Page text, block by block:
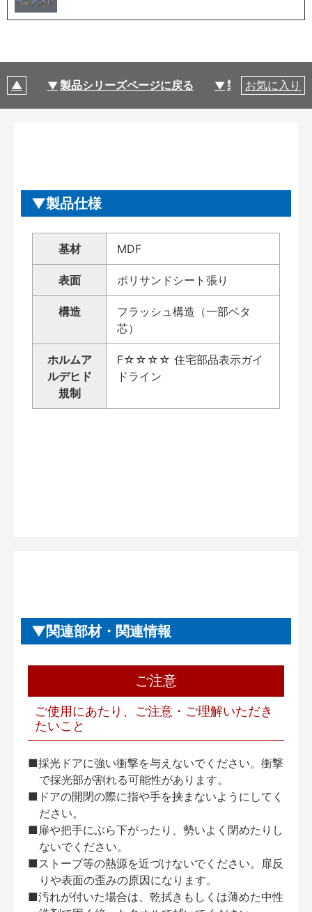
製品シリーズページに戻る 製品仕様
お気に入り
製品仕様
基材 MDF
表面 ポリサンドシート張り
構造
フラッシュ構造（一部ベタ
芯）
ホルムア
ルデヒド
規制
F☆☆☆☆ 住宅部品表示ガイ
ドライン
関連部材・関連情報
ご注意
ご使用にあたり、ご注意・ご理解いただき
たいこと
■採光ドアに強い衝撃を与えないでください。衝撃
で採光部が割れる可能性があります。
■ドアの開閉の際に指や手を挟まないようにしてく
ださい。
■扉や把手にぶら下がったり、勢いよく閉めたりし
ないでください。
■ストーブ等の熱源を近づけないでください。扉反
りや表面の歪みの原因になります。
■汚れが付いた場合は、乾拭きもしくは薄めた中性